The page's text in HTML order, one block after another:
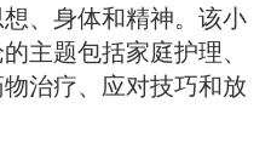
、身体和精神。该小
主题包括家庭护理、
治疗、应对技巧和放